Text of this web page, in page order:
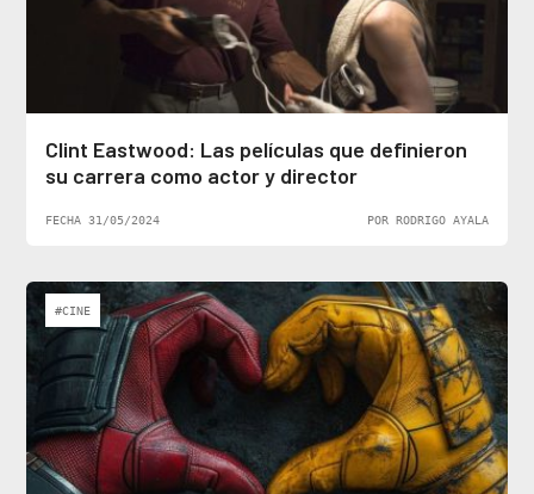
Clint Eastwood: Las películas que definieron
su carrera como actor y director
FECHA 31/05/2024 POR RODRIGO AYALA
#CINE